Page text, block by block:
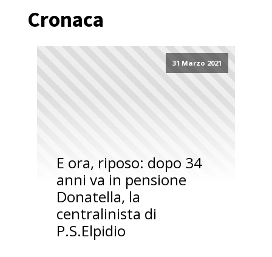
Cronaca
31 Marzo 2021
E ora, riposo: dopo 34
anni va in pensione
Donatella, la
centralinista di
P.S.Elpidio